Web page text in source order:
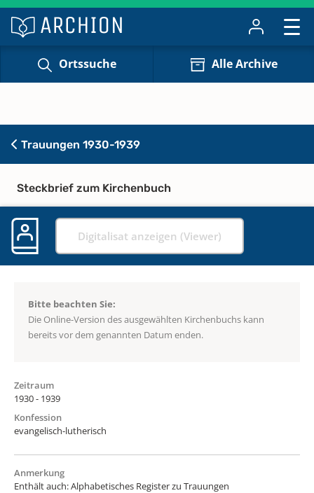
Ortssuche Alle Archive
Trauungen 1930-1939
Steckbrief zum Kirchenbuch
Digitalisat anzeigen (Viewer)
Bitte beachten Sie:
Die Online-Version des ausgewählten Kirchenbuchs kann
bereits vor dem genannten Datum enden.
Zeitraum
1930 - 1939
Konfession
evangelisch-lutherisch
Anmerkung
Enthält auch: Alphabetisches Register zu Trauungen